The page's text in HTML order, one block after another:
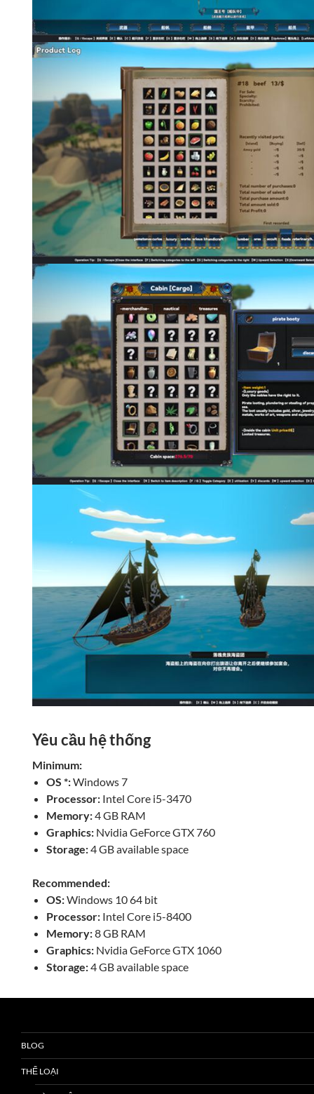
Yêu cầu hệ thống
Minimum:
OS *:Windows 7
Processor: Intel Core i5-3470
Memory:4 GB RAM
Graphics: Nvidia GeForce GTX 760
Storage:4 GB available space
Recommended:
OS:Windows 10 64 bit
Processor: Intel Core i5-8400
Memory:8 GB RAM
Graphics: Nvidia GeForce GTX 1060
Storage:4 GB available space
BLOG
THỂ LOẠI